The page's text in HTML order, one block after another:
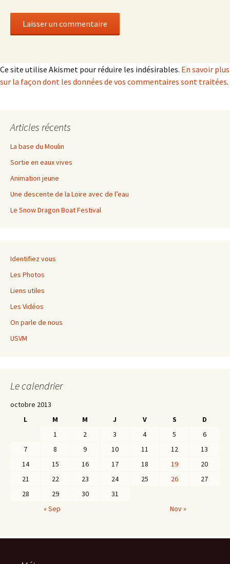
Ce site utilise Akismet pour réduire les indésirables. En savoir plus
sur la façon dont les données de vos commentaires sont traitées.
Articles récents
La base du Moulin
Sortie en eaux vives
Animation jeune
Une descente de la Loire avec de l’eau
Le Snow Dragon Boat Festival
Identifiez vous
Les Photos
Liens utiles
Les Vidéos
On parle de nous
USVM
Le calendrier
octobre 2013
L
M M J V S
D
1
2 3 4 5
6
7
8 9 10 11 12
13
14
15 16 17 18 19
20
21
22 23 24 25 26
27
28
29 30
31
« Sep
Nov »